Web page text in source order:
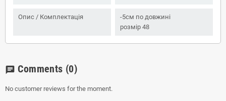
Опис / Комплектація
-5см по довжині
розмір 48
chat Comments (0)
No customer reviews for the moment.